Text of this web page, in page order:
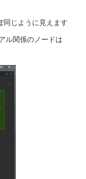
同じように見えます
ル関係のノードは